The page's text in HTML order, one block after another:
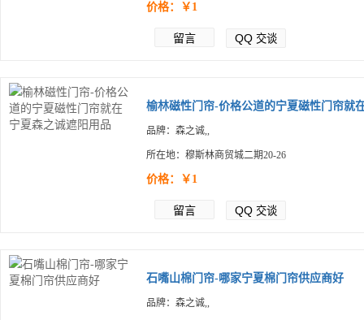
价格：￥1
留言 QQ 交谈
榆林磁性门帘-价格公道的宁夏磁性门帘就
品牌：森之诚,,
所在地：穆斯林商贸城二期20-26
价格：￥1
留言 QQ 交谈
石嘴山棉门帘-哪家宁夏棉门帘供应商好
品牌：森之诚,,